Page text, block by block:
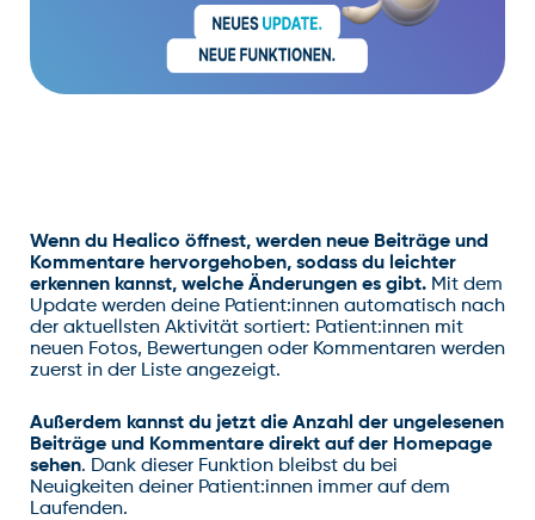
Wenn du Healico öffnest, werden neue Beiträge und
Kommentare hervorgehoben, sodass du leichter
erkennen kannst, welche Änderungen es gibt. Mit dem
Update werden deine Patient:innen automatisch nach
der aktuellsten Aktivität sortiert: Patient:innen mit
neuen Fotos, Bewertungen oder Kommentaren werden
zuerst in der Liste angezeigt.
Außerdem kannst du jetzt die Anzahl der ungelesenen
Beiträge und Kommentare direkt auf der Homepage
sehen. Dank dieser Funktion bleibst du bei
Neuigkeiten deiner Patient:innen immer auf dem
Laufenden.